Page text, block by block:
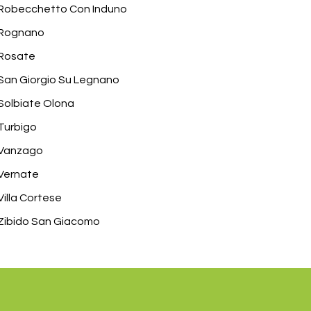
Con Induno
Giorgio Su Legnano
Olona
Cortese
San Giacomo